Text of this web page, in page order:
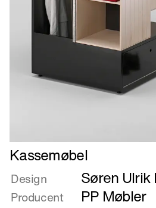
Læs
mere
om
Kassemøbel
Kassemøbel
Design Søren
Producent PP Møbler